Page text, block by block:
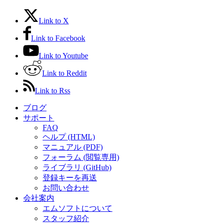
Link to X
Link to Facebook
Link to Youtube
Link to Reddit
Link to Rss
ブログ
サポート
FAQ
ヘルプ (HTML)
マニュアル (PDF)
フォーラム (閲覧専用)
ライブラリ (GitHub)
登録キーを再送
お問い合わせ
会社案内
エムソフトについて
スタッフ紹介